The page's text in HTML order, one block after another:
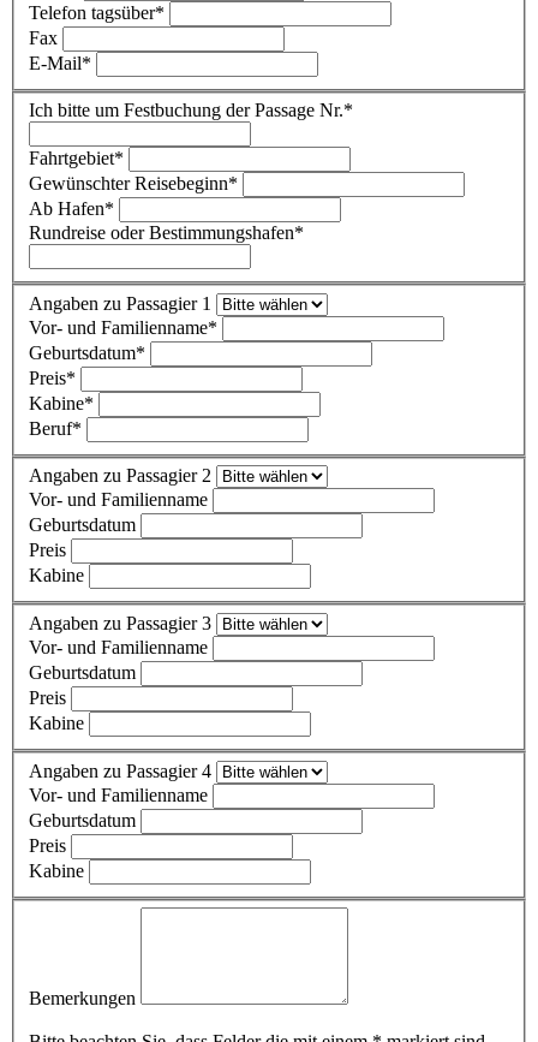
Telefon tagsüber*
Fax
E-Mail*
Ich bitte um Festbuchung der Passage Nr.*
Fahrtgebiet*
Gewünschter Reisebeginn*
Ab Hafen*
Rundreise oder Bestimmungshafen*
Angaben zu Passagier 1
Vor- und Familienname*
Geburtsdatum*
Preis*
Kabine*
Beruf*
Angaben zu Passagier 2
Vor- und Familienname
Geburtsdatum
Preis
Kabine
Angaben zu Passagier 3
Vor- und Familienname
Geburtsdatum
Preis
Kabine
Angaben zu Passagier 4
Vor- und Familienname
Geburtsdatum
Preis
Kabine
Bemerkungen